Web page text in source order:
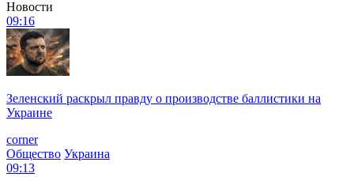
Новости
09:16
Зеленский раскрыл правду о производстве баллистики на
Украине
corner
Общество Украина
09:13